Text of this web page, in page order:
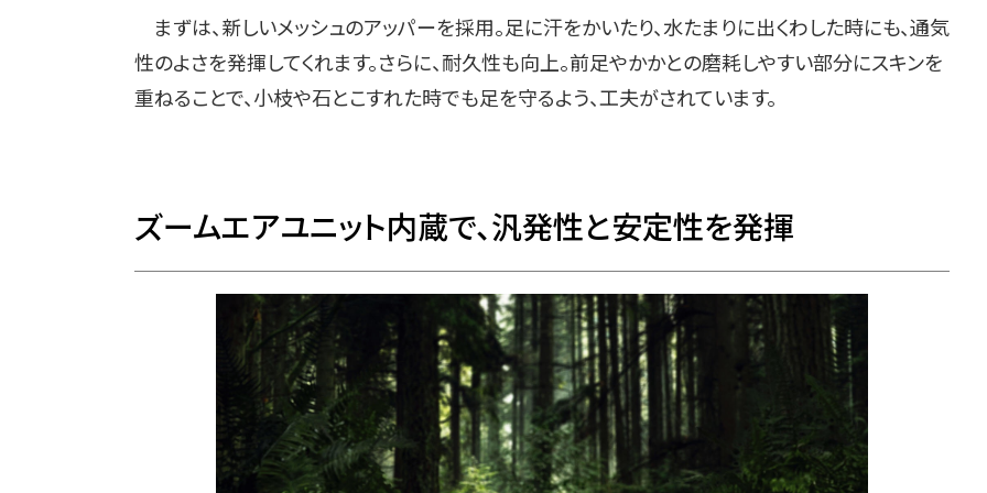
まずは、新しいメッシュのアッパーを採用。足に汗をかいたり、水たまりに出くわした時にも、通気
性のよさを発揮してくれます。さらに、耐久性も向上。前足やかかとの磨耗しやすい部分にスキンを
重ねることで、小枝や石とこすれた時でも足を守るよう、工夫がされています。
ズームエアユニット内蔵で、汎発性と安定性を発揮